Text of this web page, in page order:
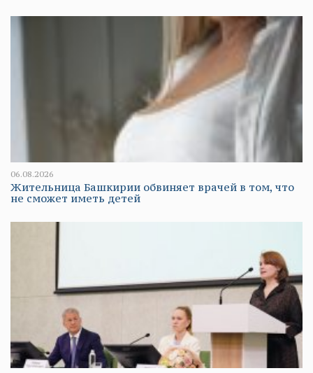
06.08.2026
Жительница Башкирии обвиняет врачей в том, что
не сможет иметь детей